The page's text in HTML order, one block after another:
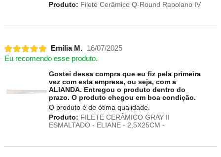
Produto: Filete Cerâmico Q-Round Rapolano IV
Emília M.
16/07/2025
Eu recomendo esse produto.
Gostei dessa compra que eu fiz pela primeira
vez com esta empresa, ou seja, com a
ALIANDA. Entregou o produto dentro do
prazo. O produto chegou em boa condição.
O produto é de ótima qualidade.
Produto: FILETE CERÂMICO GRAY II
ESMALTADO - ELIANE - 2,5X25CM -